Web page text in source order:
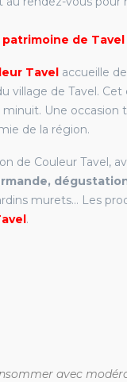
de Tavel
Tavel accueille
village de Tavel.
Une
de la région.
de Couleur Tavel,
murets… Les
.
avec